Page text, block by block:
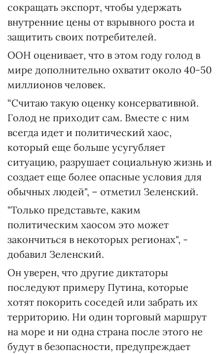
сокращать экспорт, чтобы удержать
внутренние цены от взрывного роста и
защитить своих потребителей.
ООН оценивает, что в этом году голод в
мире дополнительно охватит около 40-50
миллионов человек.
“Считаю такую оценку консервативной.
Голод не приходит сам. Вместе с ним
всегда идет и политический хаос,
который еще больше усугубляет
ситуацию, разрушает социальную жизнь и
создает еще более опасные условия для
обычных людей", – отметил Зеленский.
"Только представьте, каким
политическим хаосом это может
закончиться в некоторых регионах", -
добавил Зеленский.
Он уверен, что другие диктаторы
последуют примеру Путина, которые
хотят покорить соседей или забрать их
территорию. Ни один торговый маршрут
на море и ни одна страна после этого не
будут в безопасности, предупреждает